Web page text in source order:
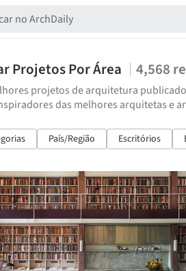
Projetos Por Área 4,568
projetos de arquitetura
das melhores arquitetas e
País/Região Escritórios